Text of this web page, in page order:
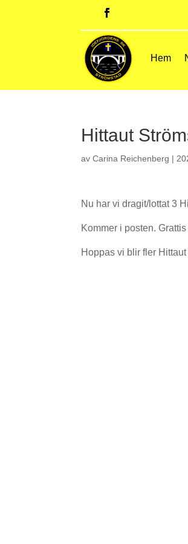
Hem
Hittaut
avCarina Reichenberg |
Nu har vi dragit/lottat 3
Kommer i posten.
Hoppas vi blir fler